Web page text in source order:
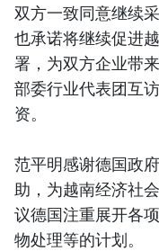
双方一致同意继续
也承诺将继续促进
署，为双方企业带
部委行业代表团互
资。
范平明感谢德国政
助，为越南经济社
议德国注重展开各
物处理等的计划。